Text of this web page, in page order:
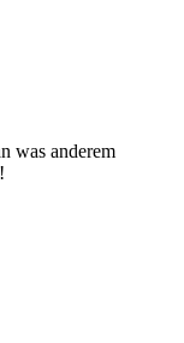
was anderem